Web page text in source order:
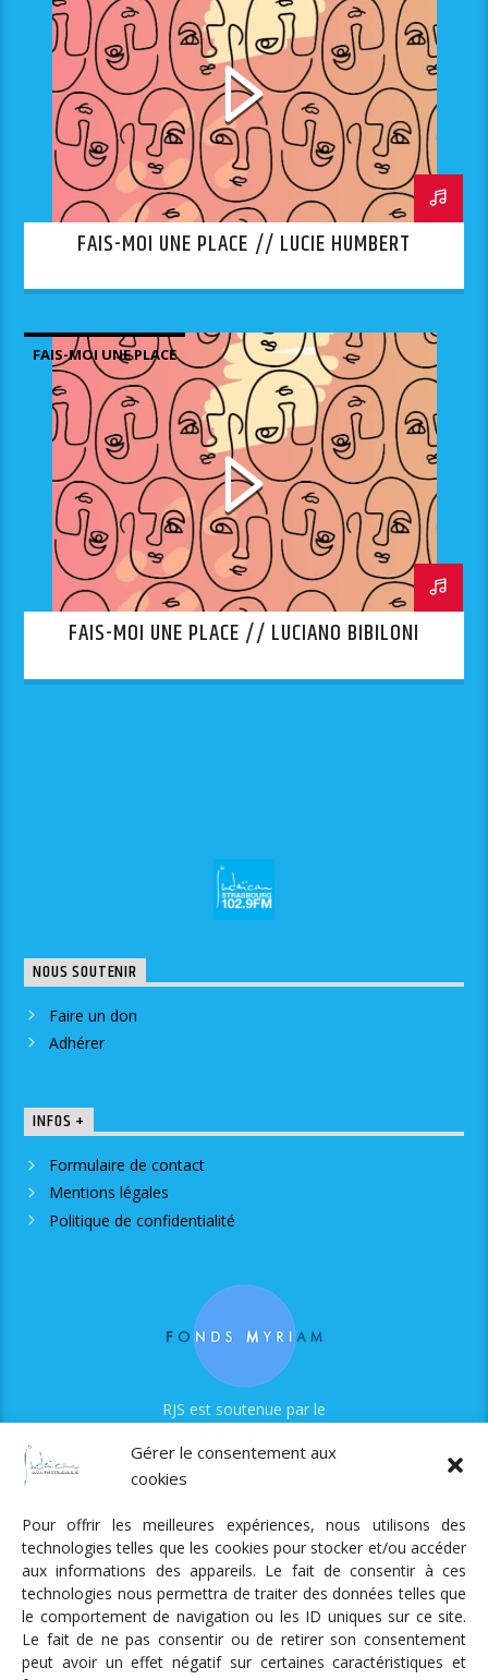
Gérer le consentement aux
cookies
Pour offrir les meilleures expériences, nous utilisons des
technologies telles que les cookies pour stocker et/ou accéder
aux informations des appareils. Le fait de consentir à ces
technologies nous permettra de traiter des données telles que
le comportement de navigation ou les ID uniques sur ce site.
Le fait de ne pas consentir ou de retirer son consentement
peut avoir un effet négatif sur certaines caractéristiques et
FAIS-MOI UNE PLACE // LUCIE HUMBERT
FAIS-MOI UNE PLACE
FAIS-MOI UNE PLACE // LUCIANO BIBILONI
NOUS SOUTENIR
Faire un don
Adhérer
INFOS +
Formulaire de contact
Mentions légales
Politique de confidentialité
RJS est soutenue par le
Radio Judaica Strasbourg
Tous droits réservés
RADIO JUDAÏCA ÉMISSIONS ET GRILLE DES PROGRAMMES